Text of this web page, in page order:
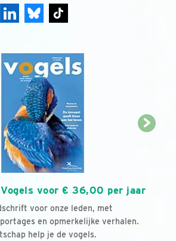
voor € 36,00 per jaar
voor onze leden, met
en opmerkelijke verhalen.
help je de vogels.